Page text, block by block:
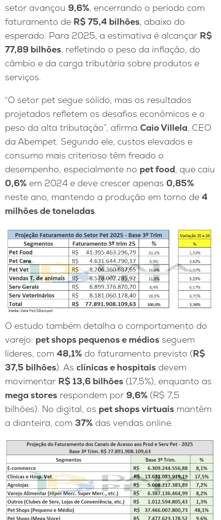
setor avançou 9,6%, encerrando o período com
faturamento de R$ 75,4 bilhões, abaixo do
esperado. Para 2025, a estimativa é alcançar R$
77,89 bilhões, refletindo o peso da inflação, do
câmbio e da carga tributária sobre produtos e
serviços.
“O setor pet segue sólido, mas os resultados
projetados refletem os desafios econômicos e o
peso da alta tributação”, afirma Caio Villela, CEO
da Abempet. Segundo ele, custos elevados e
consumo mais criterioso têm freado o
desempenho, especialmente no pet food, que caiu
0,6% em 2024 e deve crescer apenas 0,85%
neste ano, mantendo a produção em torno de 4
milhões de toneladas.
O estudo também detalha o comportamento do
varejo: pet shops pequenos e médios seguem
líderes, com 48,1% do faturamento previsto (R$
37,5 bilhões). As clínicas e hospitais devem
movimentar R$ 13,6 bilhões (17,5%), enquanto as
mega stores respondem por 9,6% (R$ 7,5
bilhões). No digital, os pet shops virtuais mantêm
a dianteira, com 37% das vendas online.